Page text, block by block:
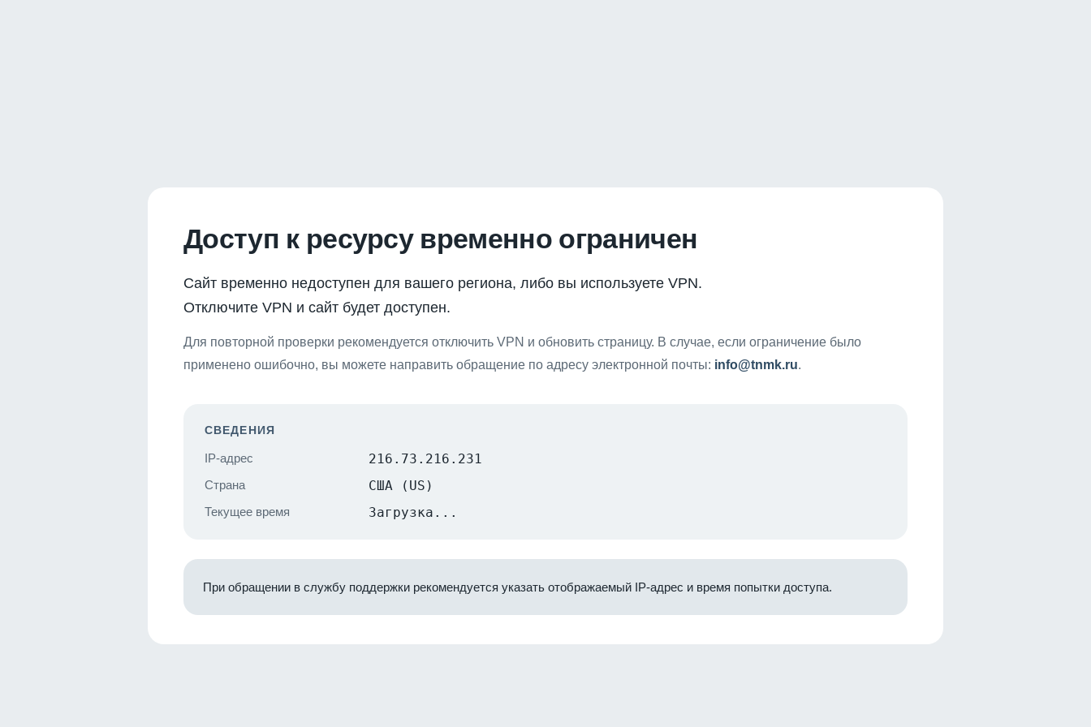
Доступ к ресурсу временно ограничен
Сайт временно недоступен для вашего региона, либо вы используете VPN.
Отключите VPN и сайт будет доступен.
Для повторной проверки рекомендуется отключить VPN и обновить страницу. В случае, если ограничение было
применено ошибочно, вы можете направить обращение по адресу электронной почты: info@tnmk.ru.
СВЕДЕНИЯ
IP-адрес 216.73.216.231
Страна США (US)
Текущее время Загрузка...
При обращении в службу поддержки рекомендуется указать отображаемый IP-адрес и время попытки доступа.